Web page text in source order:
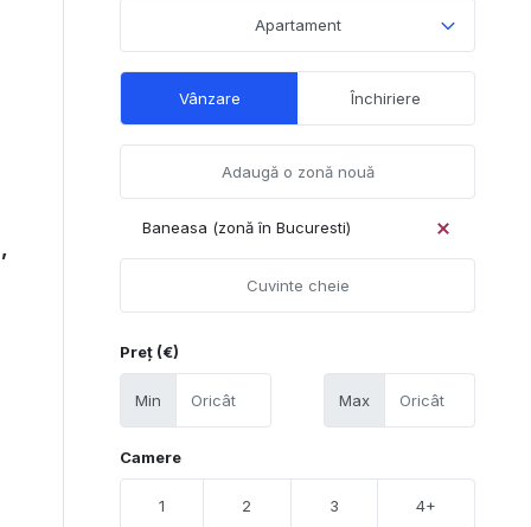
Apartament
Vânzare Închiriere
Baneasa (zonă în Bucuresti)
Preț (€)
Min Max
Camere
1 2 3 4+